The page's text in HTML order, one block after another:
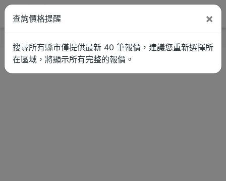
查詢價格提醒 ×
搜尋所有縣市僅提供最新 40 筆報價，建議您重新選擇所
在區域，將顯示所有完整的報價。